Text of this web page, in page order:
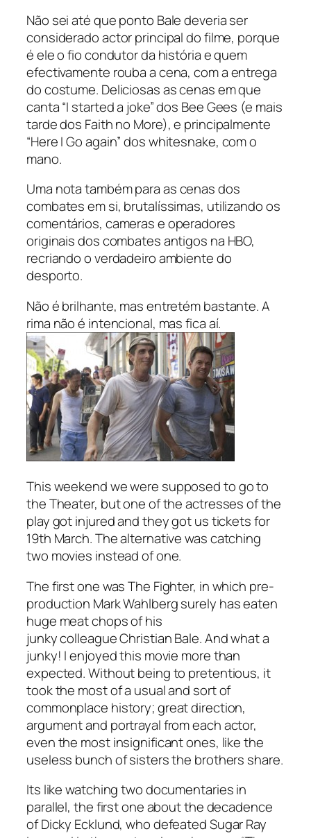
Não sei até que ponto Bale deveria ser
considerado actor principal do filme, porque
é ele o fio condutor da história e quem
efectivamente rouba a cena, com a entrega
do costume. Deliciosas as cenas em que
canta “I started a joke” dos Bee Gees (e mais
tarde dos Faith no More), e principalmente
“Here I Go again” dos whitesnake, com o
mano.
Uma nota também para as cenas dos
combates em si, brutalíssimas, utilizando os
comentários, cameras e operadores
originais dos combates antigos na HBO,
recriando o verdadeiro ambiente do
desporto.
Não é brilhante, mas entretém bastante. A
rima não é intencional, mas fica aí.
This weekend we were supposed to go to
the Theater, but one of the actresses of the
play got injured and they got us tickets for
19th March. The alternative was catching
two movies instead of one.
The first one was The Fighter, in which pre-
production Mark Wahlberg surely has eaten
huge meat chops of his
junky colleague Christian Bale. And what a
junky! I enjoyed this movie more than
expected. Without being to pretentious, it
took the most of a usual and sort of
commonplace history; great direction,
argument and portrayal from each actor,
even the most insignificant ones, like the
useless bunch of sisters the brothers share.
Its like watching two documentaries in
parallel, the first one about the decadence
of Dicky Ecklund, who defeated Sugar Ray